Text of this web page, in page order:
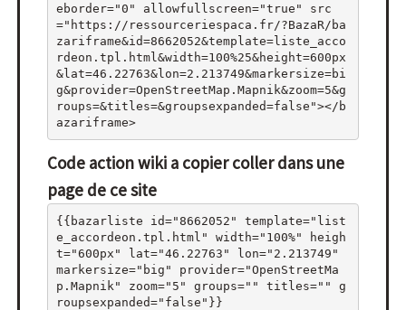
eborder="0" allowfullscreen="true" src
="https://ressourceriespaca.fr/?BazaR/ba
zariframe&id=8662052&template=liste_acco
rdeon.tpl.html&width=100%25&height=600px
&lat=46.22763&lon=2.213749&markersize=bi
g&provider=OpenStreetMap.Mapnik&zoom=5&g
roups=&titles=&groupsexpanded=false"></b
azariframe>
Code action wiki a copier coller dans une
page de ce site
{{bazarliste id="8662052" template="list
e_accordeon.tpl.html" width="100%" heigh
t="600px" lat="46.22763" lon="2.213749"
markersize="big" provider="OpenStreetMa
p.Mapnik" zoom="5" groups="" titles="" g
roupsexpanded="false"}}